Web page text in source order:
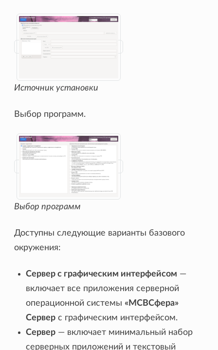
Источник установки
Выбор программ.
Выбор программ
Доступны следующие варианты базового
окружения:
Сервер с графическим интерфейсом —
включает все приложения серверной
операционной системы «МСВСфера»
Сервер с графическим интерфейсом.
Сервер — включает минимальный набор
серверных приложений и текстовый